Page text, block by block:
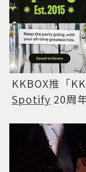
KKBOX推「
Spotify 20周